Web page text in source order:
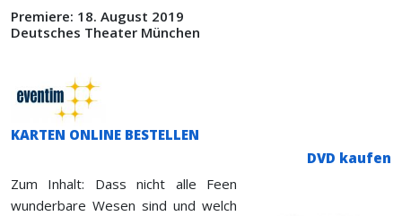
Premiere: 18. August 2019
Deutsches Theater München
KARTEN ONLINE BESTELLEN
DVD kaufen
Zum Inhalt: Dass nicht alle Feen
wunderbare Wesen sind und welch